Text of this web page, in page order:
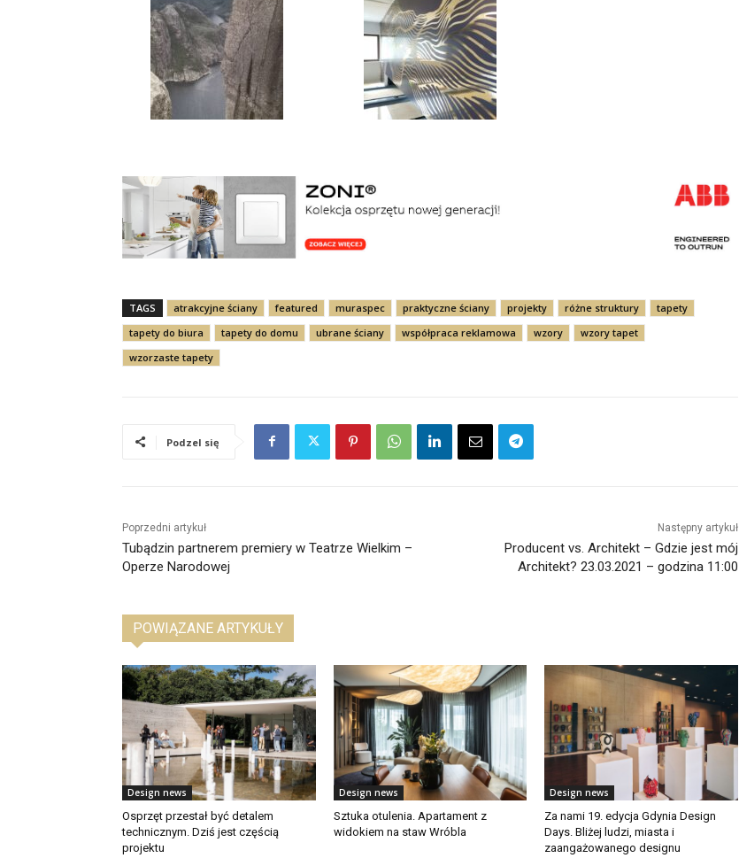
TAGS atrakcyjne ściany featured muraspec praktyczne ściany projekty różne struktury
tapety
tapety do biura
tapety do domu ubrane ściany współpraca reklamowa wzory
wzory tapet
wzorzaste tapety
Podzel się
Poprzedni artykuł
Tubądzin partnerem premiery w Teatrze Wielkim –
Operze Narodowej
Następny artykuł
Producent vs. Architekt – Gdzie jest mój
Architekt? 23.03.2021 – godzina 11:00
POWIĄZANE ARTYKUŁY
Design news
Osprzęt przestał być detalem
technicznym. Dziś jest częścią
projektu
Design news
Sztuka otulenia. Apartament z
widokiem na staw Wróbla
Design news
Za nami 19. edycja Gdynia Design
Days. Bliżej ludzi, miasta i
zaangażowanego designu